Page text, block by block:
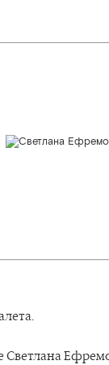
Светлана